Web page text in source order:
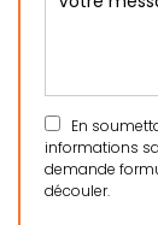
En
informations
demande
découler.